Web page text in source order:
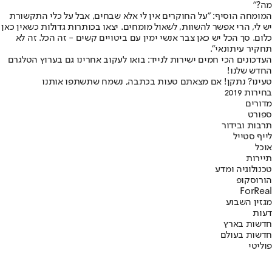
מה?"
המומחה הוסיף: "על החוקרים אין לי אלא שבחים, אבל על כלי התקשורת
יש לי, הרי אפשר להשוות, לשאול מומחים. יצאו בכותרות גדולות כשאין כאן
כלום. סך הכל יש כאן צבר אנשי ימין עם ביטויים קשים - זה הכל. זה לא
תחקיר עיתונאי".
העדכונים הכי חמים ישירות לנייד: בואו לעקוב אחרינו גם בערוץ הטלגרם
החדש שלנו!
טעינו? נתקן! אם מצאתם טעות בכתבה, נשמח שתשתפו אותנו
בחירות 2019
מדורים
ספורט
תרבות ובידור
לייף סטייל
אוכל
תיירות
טכנולוגיה ומדע
הורוסקופ
ForReal
מגזין השבוע
דעות
חדשות בארץ
חדשות בעולם
פוליטי